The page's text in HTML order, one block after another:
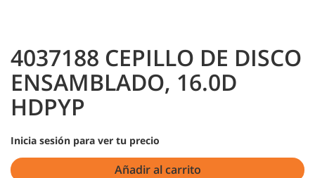
4037188 CEPILLO DE DISCO
ENSAMBLADO, 16.0D
HDPYP
Inicia sesión para ver tu precio
Añadir al carrito